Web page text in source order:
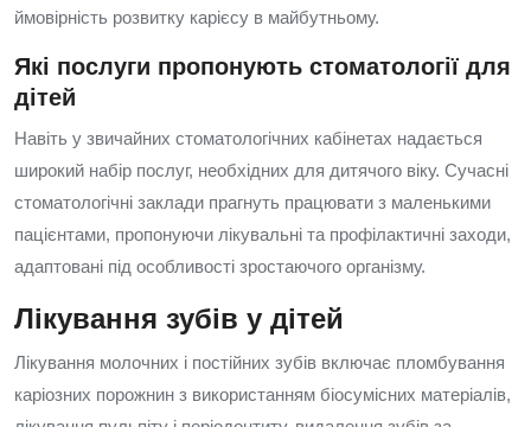
ймовірність розвитку карієсу в майбутньому.
Які послуги пропонують стоматології для
дітей
Навіть у звичайних стоматологічних кабінетах надається
широкий набір послуг, необхідних для дитячого віку. Сучасні
стоматологічні заклади прагнуть працювати з маленькими
пацієнтами, пропонуючи лікувальні та профілактичні заходи,
адаптовані під особливості зростаючого організму.
Лікування зубів у дітей
Лікування молочних і постійних зубів включає пломбування
каріозних порожнин з використанням біосумісних матеріалів,